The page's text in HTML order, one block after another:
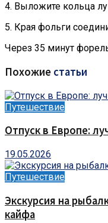
4. Выложите кольца
5. Края фольги
Через 35 минут
Похожие статьи
Путешествие
Отпуск в Европе:
19.05.2026
Путешествие
Экскурсия на
кайфа